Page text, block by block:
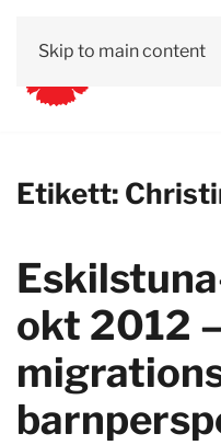
Skip to main content
Etikett:
okt 2012